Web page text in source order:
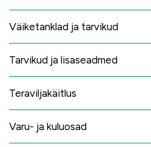
Väiketanklad ja tarvikud
Tarvikud ja lisaseadmed
Teraviljakäitlus
Varu- ja kuluosad